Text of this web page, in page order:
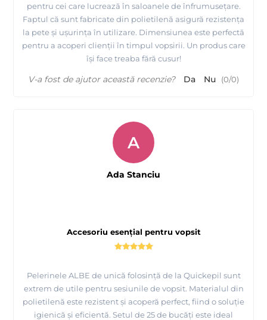
pentru cei care lucrează în saloanele de înfrumusețare.
Faptul că sunt fabricate din polietilenă asigură rezistența
la pete și ușurința în utilizare. Dimensiunea este perfectă
pentru a acoperi clienții în timpul vopsirii. Un produs care
își face treaba fără cusur!
V-a fost de ajutor această recenzie? Da Nu (0/0)
Accesoriu esențial pentru vopsit
Pelerinele ALBE de unică folosință de la Quickepil sunt
extrem de utile pentru sesiunile de vopsit. Materialul din
polietilenă este rezistent și acoperă perfect, fiind o soluție
igienică și eficientă. Setul de 25 de bucăți este ideal
A
Ada Stanciu